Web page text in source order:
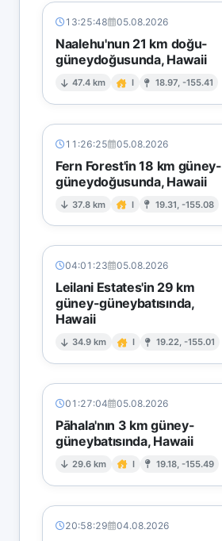
13:25:48 05.08.2026
Naalehu'nun 21 km doğu-
güneydoğusunda, Hawaii
47.4 km I 18.97, -155.41
11:26:25 05.08.2026
Fern Forest'in 18 km güney-
güneydoğusunda, Hawaii
37.8 km I 19.31, -155.08
04:01:23 05.08.2026
Leilani Estates'in 29 km
güney-güneybatısında,
Hawaii
34.9 km I 19.22, -155.01
01:27:04 05.08.2026
Pāhala'nın 3 km güney-
güneybatısında, Hawaii
29.6 km I 19.18, -155.49
20:58:29 04.08.2026